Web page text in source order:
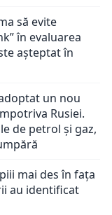
să evite
în evaluarea
așteptat în
un nou
Rusiei.
de petrol și gaz,
mai des în fața
au identificat